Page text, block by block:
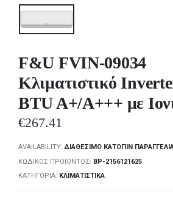
F&U FVIN-09034
Κλιματιστικό
BTU A+/A+++ με
€267.41
AVAILABILITY:ΔΙΑΘΈΣΙΜΟ ΚΑΤΌΠΙΝ
ΚΩΔΙΚΌΣ ΠΡΟΪΌΝΤΟΣ: BP-2156121625
ΚΑΤΗΓΟΡΊΑ: ΚΛΙΜΑΤΙΣΤΙΚΆ